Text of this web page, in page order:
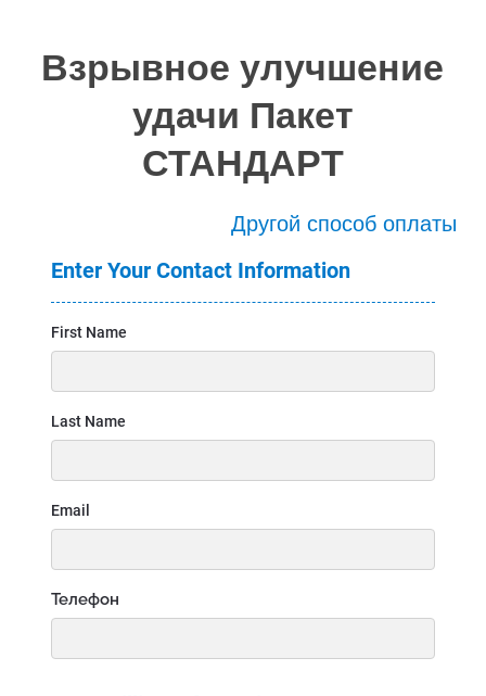
Взрывное улучшение
удачи Пакет
СТАНДАРТ
Другой способ оплаты